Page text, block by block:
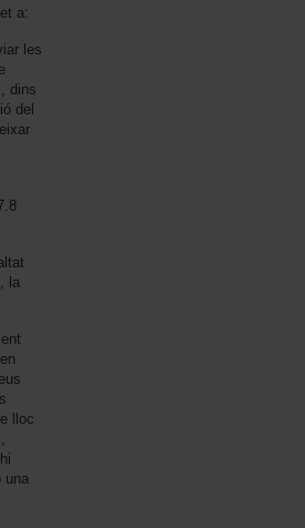
a:
les
dins
del
la
lloc
una